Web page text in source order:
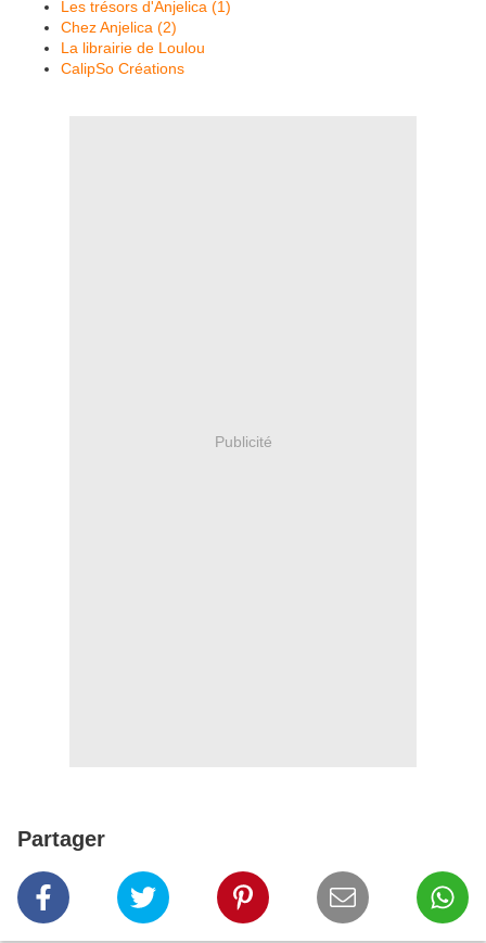
Les trésors d'Anjelica (1)
Chez Anjelica (2)
La librairie de Loulou
CalipSo Créations
Publicité
Partager